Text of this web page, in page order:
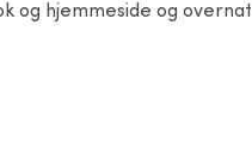
og hjemmeside og